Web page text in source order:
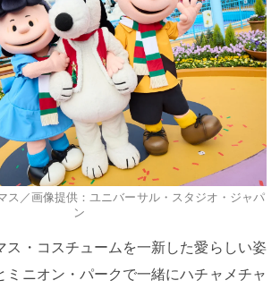
ス／画像提供：ユニバーサル・スタジオ・ジャパ
ン
ス・コスチュームを一新した愛らしい姿
ミニオン・パークで一緒にハチャメチャ